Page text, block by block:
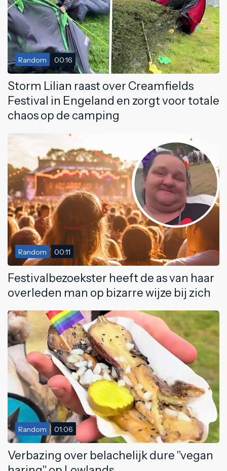
Random 00:16
Storm Lilian raast over Creamfields
Festival in Engeland en zorgt voor totale
chaos op de camping
Random 00:11
Festivalbezoekster heeft de as van haar
overleden man op bizarre wijze bij zich
Random 01:06
Verbazing over belachelijk dure "vegan